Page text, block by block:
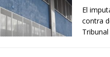
El
contra
Tribunal